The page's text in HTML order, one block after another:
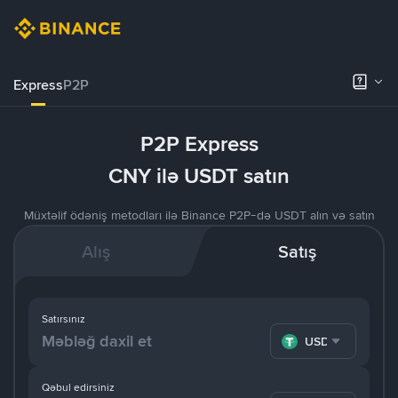
ExpressP2P
P2P Express
CNY ilə USDT satın
Müxtəlif ödəniş metodları ilə Binance P2P-də USDT alın və satın
Alış Satış
Qəbul edirsiniz
Satırsınız
USDT